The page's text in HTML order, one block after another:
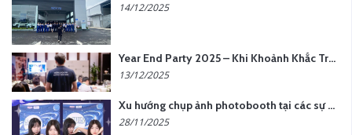
14/12/2025
Year End Party 2025 – Khi Khoảnh Khắc Trở Thành Dấu Ấn | Gói Ưu Đãi Tháng 12 Từ YCN Media
13/12/2025
Xu hướng chụp ảnh photobooth tại các sự kiện hiện nay
28/11/2025